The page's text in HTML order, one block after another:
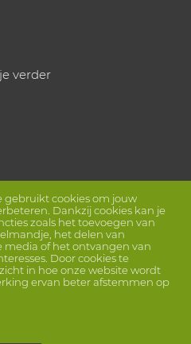
gebruikt cookies om jouw
Dankzij cookies kan je
zoals het toevoegen van
het delen van
media of het ontvangen van
Door cookies te
in hoe onze website wordt
ervan beter afstemmen op
verder